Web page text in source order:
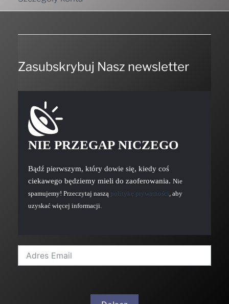
Zasubskrybuj Nasz newsletter
NIE PRZEGAP NICZEGO
Bądź pierwszym, który dowie się, kiedy coś
ciekawego będziemy mieli do zaoferowania. Nie
spamujemy! Przeczytaj naszą politykę prywatności , aby
uzyskać więcej informacji.